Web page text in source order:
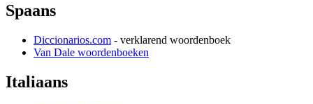
Spaans
Diccionarios.com - verklarend woordenboek
Van Dale woordenboeken
Italiaans